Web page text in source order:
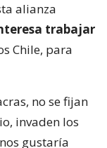
alianza
trabajar
Chile, para
no se fijan
invaden los
gustaría